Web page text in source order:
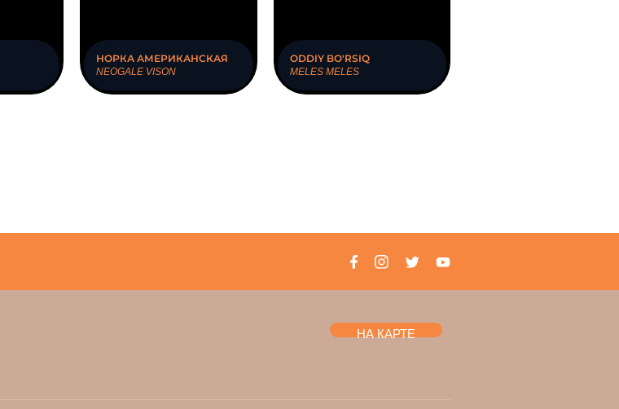
НОРКА АМЕРИКАНСКАЯ
NEOGALE VISON
ODDIY BO'RSIQ
MELES MELES
НА КАРТЕ